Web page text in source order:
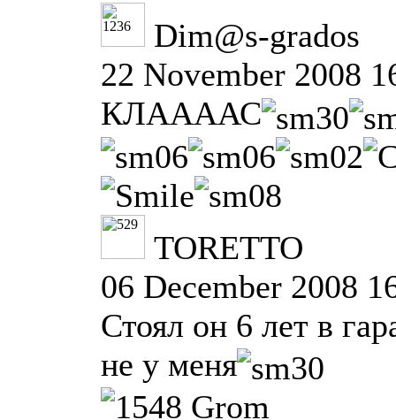
Dim@s-grados
22 November 2008
КЛААААС
TORETTO
06 December 2008
Стоял он 6 лет в
не у меня
Grom